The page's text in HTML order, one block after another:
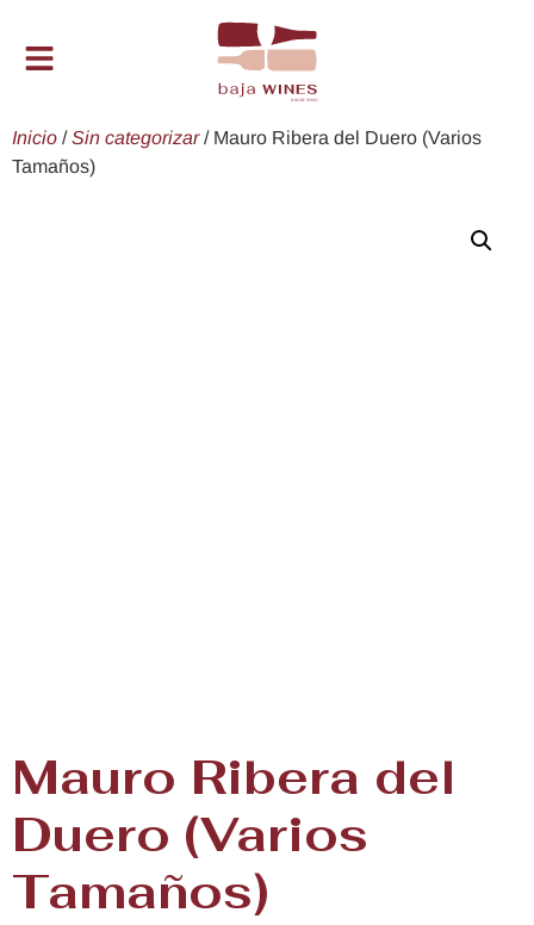
Inicio /Sin categorizar/ Mauro Ribera del Duero (Varios
Tamaños)
Mauro Ribera del
Duero (Varios
Tamaños)